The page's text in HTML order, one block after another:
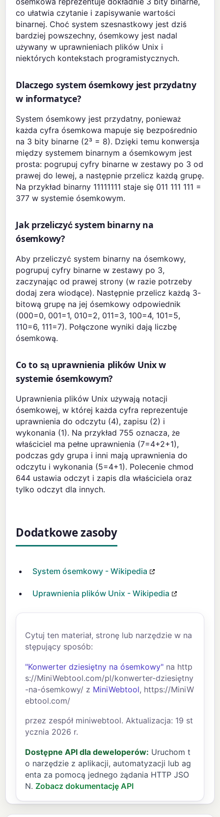
co ułatwia czytanie i zapisywanie wartości
binarnej. Choć system szesnastkowy jest dziś
bardziej powszechny, ósemkowy jest nadal
używany w uprawnieniach plików Unix i
niektórych kontekstach programistycznych.
Dlaczego system ósemkowy jest przydatny
w informatyce?
System ósemkowy jest przydatny, ponieważ
każda cyfra ósemkowa mapuje się bezpośrednio
na 3 bity binarne (2³ = 8). Dzięki temu konwersja
między systemem binarnym a ósemkowym jest
prosta: pogrupuj cyfry binarne w zestawy po 3 od
prawej do lewej, a następnie przelicz każdą grupę.
Na przykład binarny 11111111 staje się 011 111 111 =
377 w systemie ósemkowym.
Jak przeliczyć system binarny na
ósemkowy?
Aby przeliczyć system binarny na ósemkowy,
pogrupuj cyfry binarne w zestawy po 3,
zaczynając od prawej strony (w razie potrzeby
dodaj zera wiodące). Następnie przelicz każdą 3-
bitową grupę na jej ósemkowy odpowiednik
(000=0, 001=1, 010=2, 011=3, 100=4, 101=5,
110=6, 111=7). Połączone wyniki dają liczbę
ósemkową.
Co to są uprawnienia plików Unix w
systemie ósemkowym?
Uprawnienia plików Unix używają notacji
ósemkowej, w której każda cyfra reprezentuje
uprawnienia do odczytu (4), zapisu (2) i
wykonania (1). Na przykład 755 oznacza, że
właściciel ma pełne uprawnienia (7=4+2+1),
podczas gdy grupa i inni mają uprawnienia do
odczytu i wykonania (5=4+1). Polecenie chmod
644 ustawia odczyt i zapis dla właściciela oraz
tylko odczyt dla innych.
Dodatkowe zasoby
System ósemkowy - Wikipedia
Uprawnienia plików Unix - Wikipedia
Cytuj ten materiał, stronę lub narzędzie w na
stępujący sposób:
"Konwerter dziesiętny na ósemkowy" na http
s://MiniWebtool.com/pl/konwerter-dziesiętny
-na-ósemkowy/ z MiniWebtool, https://MiniW
ebtool.com/
przez zespół miniwebtool. Aktualizacja: 19 st
ycznia 2026 r.
Dostępne API dla deweloperów: Uruchom t
o narzędzie z aplikacji, automatyzacji lub ag
enta za pomocą jednego żądania HTTP JSO
N. Zobacz dokumentację API